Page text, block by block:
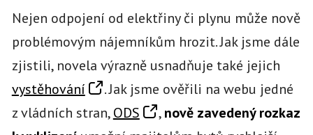
Nejen odpojení od elektřiny či plynu může nově
problémovým nájemníkům hrozit. Jak jsme dále
zjistili, novela výrazně usnadňuje také jejich
vystěhování
. Jak jsme ověřili na webu jedné
z vládních stran,ODS ,nově zavedený rozkaz